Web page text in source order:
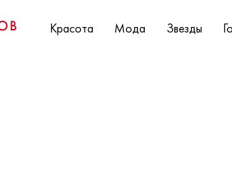
Красота Мода Звезды